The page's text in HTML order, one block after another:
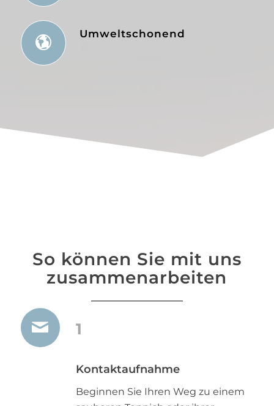
Umweltschonend
So können Sie mit uns
zusammenarbeiten
1
Kontaktaufnahme
Beginnen Sie Ihren Weg zu einem